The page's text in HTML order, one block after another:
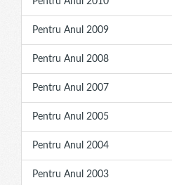
Pentru Anul 2009
Pentru Anul 2008
Pentru Anul 2007
Pentru Anul 2005
Pentru Anul 2004
Pentru Anul 2003